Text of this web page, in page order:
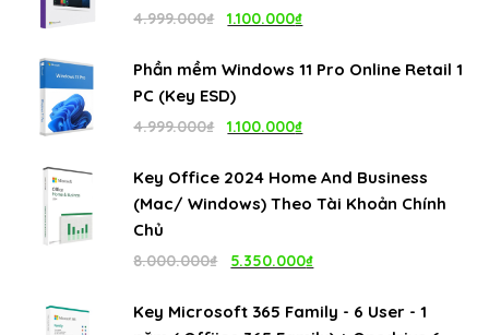
4.999.000₫
Giá
là:
1.100.000₫
tại
Phần mềm Windows 11 Pro Online Retail 1
PC (Key ESD)
4.999.000₫
Giá
là:
1.100.000₫
tại
1.100.000₫.
Key Office 2024 Home And Business
(Mac/ Windows) Theo Tài Khoản Chính
Chủ
8.000.000₫
Giá
là:
5.350.000₫
tại
Key Microsoft 365 Family - 6 User - 1